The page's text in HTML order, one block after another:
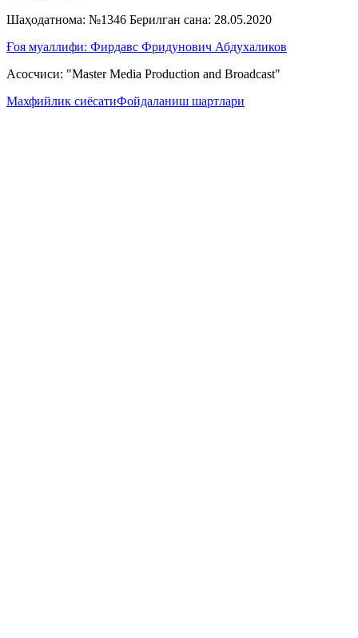
Шаҳодатнома: №1346 Берилган сана: 28.05.2020
Ғоя муаллифи: Фирдавс Фридунович Абдухаликов
Асосчиси: "Master Media Production and Broadcast"
Махфийлик сиёсатиФойдаланиш шартлари